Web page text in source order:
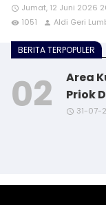
access_time Jumat, 12 Juni 2026
remove_red_eye 1051 person Aldi Geri
BERITA TERPOPULER
access_time
Area
Priok
access_time 31-07-
access_time
access_time